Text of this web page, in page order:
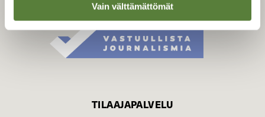
Vain välttämättömät
TILAAJAPALVELU